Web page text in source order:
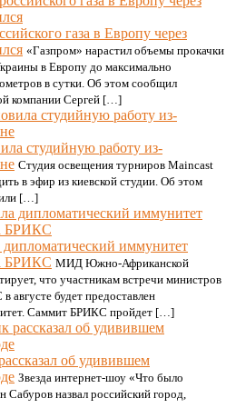
газа в Европу через
«Газпром» нарастил объемы прокачки
в Европу до максимально
в сутки. Об этом сообщил
компании Сергей […]
студийную работу из-
Студия освещения турниров Maincast
в эфир из киевской студии. Об этом
[…]
иммунитет
БРИКС МИД Южно-Африканской
что участникам встречи министров
будет предоставлен
Саммит БРИКС пройдет […]
об удивившем
Звезда интернет-шоу «Что было
назвал российский город,